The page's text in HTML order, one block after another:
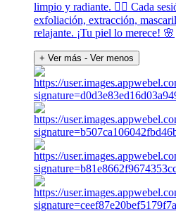
limpio y radiante. 💆‍♀️ Cada
exfoliación, extracción,
relajante. ¡Tu piel lo merece! 🌸
+ Ver más - Ver menos